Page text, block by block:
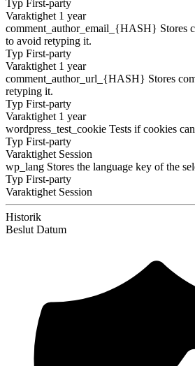
Typ First-party
Varaktighet 1 year
comment_author_email_{HASH} Stores
to avoid retyping it.
Typ First-party
Varaktighet 1 year
comment_author_url_{HASH} Stores
retyping it.
Typ First-party
Varaktighet 1 year
wordpress_test_cookie Tests if cookies
Typ First-party
Varaktighet Session
wp_lang Stores the language key of the
Typ First-party
Varaktighet Session
Historik
Beslut Datum